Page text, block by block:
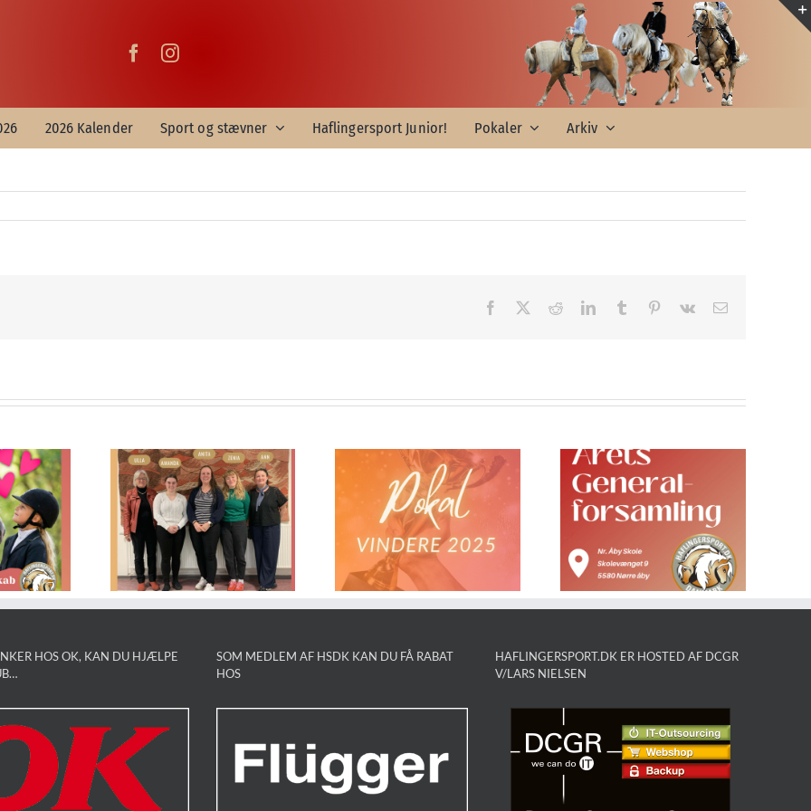
2026 Kalender Sport og stævner Haflingersport Junior! Pokaler Arkiv
Facebook RedditLinkedInTumblr Pinterest
Vk
E-
2025 Pokal
Vindere
Generalforsamling
2026 Dato:
17.01.2026
DM Udvalg –
Vær med!
HOS OK, KAN DU HJÆLPE
SOM MEDLEM AF HSDK KAN DU FÅ RABAT
HOS
HAFLINGERSPORT.DK ER HOSTED AF DCGR
V/LARS NIELSEN